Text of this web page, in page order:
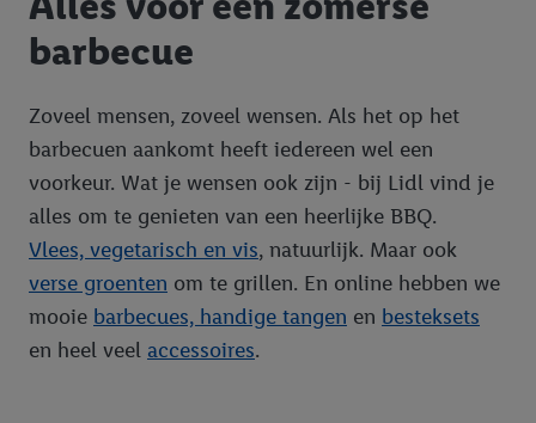
barbecue
Zoveel mensen, zoveel wensen. Als het op het
barbecuen aankomt heeft iedereen wel een
voorkeur. Wat je wensen ook zijn - bij Lidl vind je
alles om te genieten van een heerlijke BBQ.
Vlees, vegetarisch en vis, natuurlijk. Maar ook
verse groenten om te grillen. En online hebben we
mooie barbecues, handige tangen en besteksets
en heel veel accessoires.